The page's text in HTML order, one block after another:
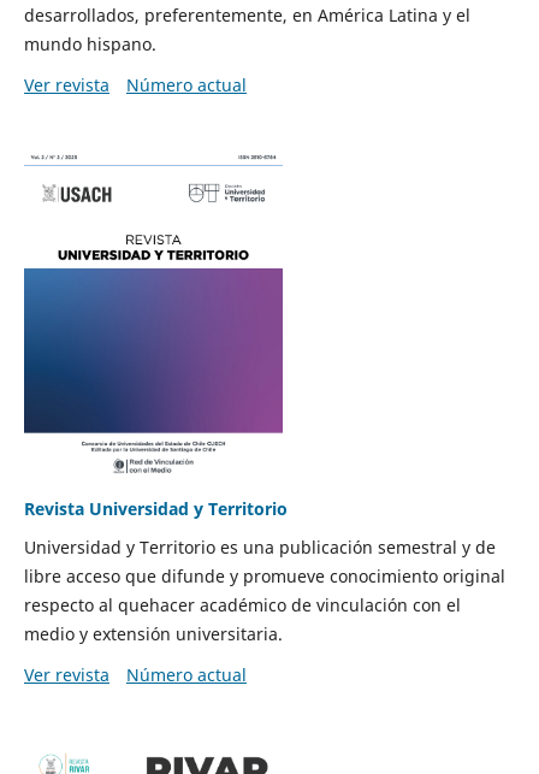
desarrollados, preferentemente, en América Latina y el
mundo hispano.
Ver revista
Número actual
Revista Universidad y Territorio
Universidad y Territorio es una publicación semestral y de
libre acceso que difunde y promueve conocimiento original
respecto al quehacer académico de vinculación con el
medio y extensión universitaria.
Ver revista
Número actual